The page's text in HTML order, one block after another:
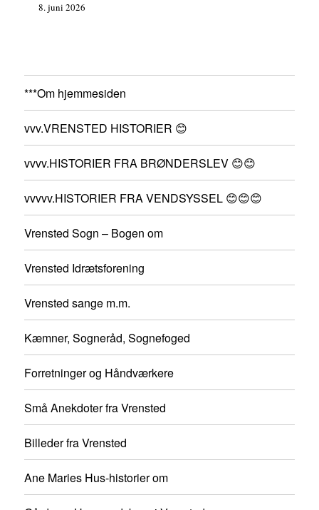
8. juni 2026
***Om hjemmesiden
vvv.VRENSTED HISTORIER 😊
vvvv.HISTORIER FRA BRØNDERSLEV 😊😊
vvvvv.HISTORIER FRA VENDSYSSEL 😊😊😊
Vrensted Sogn – Bogen om
Vrensted Idrætsforening
Vrensted sange m.m.
Kæmner, Sogneråd, Sognefoged
Forretninger og Håndværkere
Små Anekdoter fra Vrensted
Billeder fra Vrensted
Ane Maries Hus-historier om